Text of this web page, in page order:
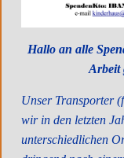
Hallo an alle
Arbeit
Unser Transporter
wir in den letzten
unterschiedlichen
Komplette
Pfarrer Hause um 2-